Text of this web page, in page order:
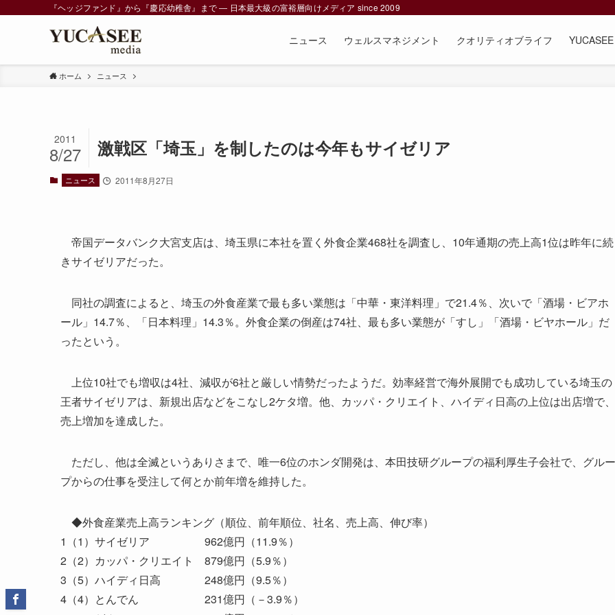
『ヘッジファンド』から『慶応幼稚舎』まで ― 日本最大級の富裕層向けメディア since 2009
ニュース ウェルスマネジメント クオリティオブライフ
ホーム ニュース
激戦区「埼玉」を制したのは今年もサイゼリア
2011
8/27
ニュース 2011年8月27日
帝国データバンク大宮支店は、埼玉県に本社を置く外食企業468社を調査し、10年通期の売上高1位は昨年に続
きサイゼリアだった。
同社の調査によると、埼玉の外食産業で最も多い業態は「中華・東洋料理」で21.4％、次いで「酒場・ビアホ
ール」14.7％、「日本料理」14.3％。外食企業の倒産は74社、最も多い業態が「すし」「酒場・ビヤホール」だ
ったという。
上位10社でも増収は4社、減収が6社と厳しい情勢だったようだ。効率経営で海外展開でも成功している埼玉の
王者サイゼリアは、新規出店などをこなし2ケタ増。他、カッパ・クリエイト、ハイディ日高の上位は出店増で、
売上増加を達成した。
ただし、他は全滅というありさまで、唯一6位のホンダ開発は、本田技研グループの福利厚生子会社で、グルー
プからの仕事を受注して何とか前年増を維持した。
◆外食産業売上高ランキング（順位、前年順位、社名、売上高、伸び率）
1（1）サイゼリア 962億円（11.9％）
2（2）カッパ・クリエイト 879億円（5.9％）
3（5）ハイディ日高 248億円（9.5％）
4（4）とんでん 231億円（－3.9％）